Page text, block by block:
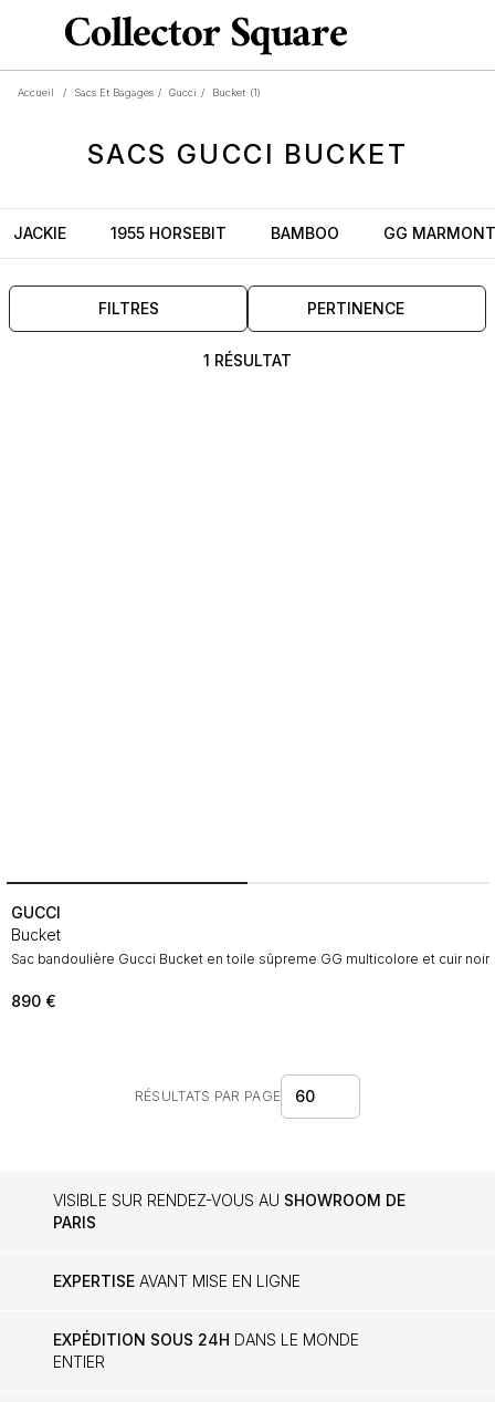
Accueil / Sacs Et Bagages / Gucci / Bucket (1)
SACS GUCCI BUCKET
JACKIE 1955 HORSEBIT BAMBOO GG MARMONT
FILTRES PERTINENCE
1 RÉSULTAT
GUCCI
Bucket
Sac bandoulière Gucci Bucket en toile sûpreme GG multicolore et cuir noir
890 €
RÉSULTATS PAR PAGE 60
VISIBLE SUR RENDEZ-VOUS AU SHOWROOM DE
PARIS
EXPERTISE AVANT MISE EN LIGNE
EXPÉDITION SOUS 24H DANS LE MONDE
ENTIER